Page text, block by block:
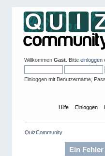
Willkommen Gast. Bitte einloggen
Einloggen mit Benutzername,
Hilfe Einloggen
QuizCommunity
Ein